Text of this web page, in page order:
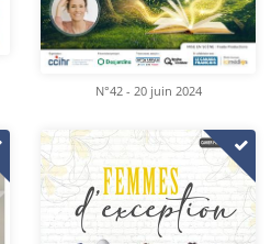
N°42 - 20 juin 2024